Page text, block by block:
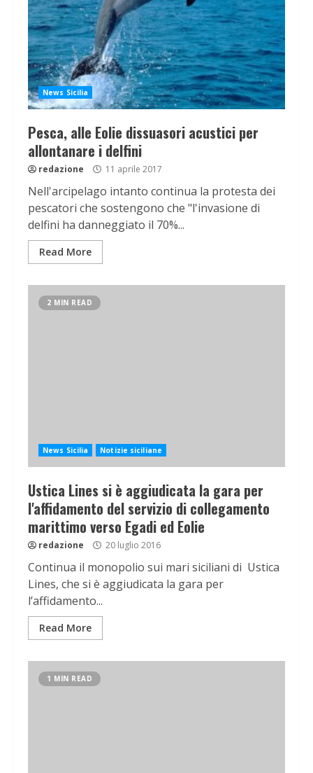
News Sicilia
Pesca, alle Eolie dissuasori acustici per
allontanare i delfini
redazione 11 aprile 2017
Nell'arcipelago intanto continua la protesta dei
pescatori che sostengono che "l'invasione di
delfini ha danneggiato il 70%...
Read More
2 MIN READ
News Sicilia Notizie siciliane
Ustica Lines si è aggiudicata la gara per
l'affidamento del servizio di collegamento
marittimo verso Egadi ed Eolie
redazione 20 luglio 2016
Continua il monopolio sui mari siciliani di Ustica
Lines, che si è aggiudicata la gara per
l’affidamento...
Read More
1 MIN READ